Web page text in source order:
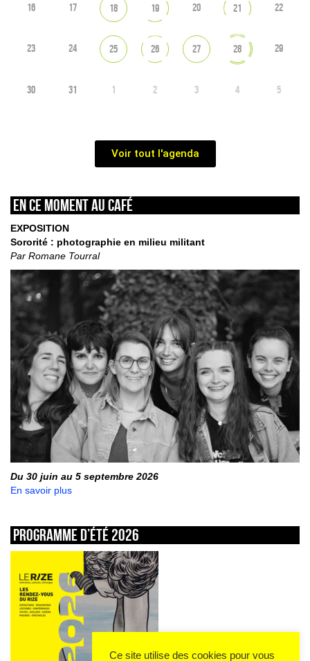
16 17 18 19 20 21 22
23 24 25 26 27 28 29
30 31 1 2 3 4 5
Voir tout l'agenda
En ce moment au café
EXPOSITION
Sororité : photographie en milieu militant
Par Romane Tourral
Du 30 juin au 5 septembre 2026
En savoir plus
Programme d’été 2026
Ce site utilise des cookies pour vous